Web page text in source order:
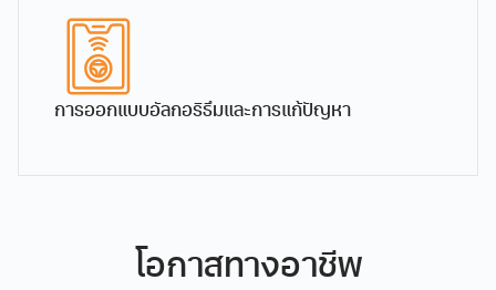
การออกแบบอัลกอริธึมและการแก้ปัญหา
โอกาสทางอาชีพ
ผู้ช่วยศาสตราจารย์ ธิสินี
สุรพันธ์
เคราะห์